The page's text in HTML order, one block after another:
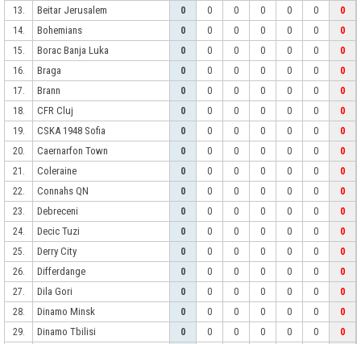
13.
Beitar Jerusalem 0 0 0 0 0 0
0
14.
Bohemians 0 0 0 0 0 0
0
15.
Borac Banja Luka 0 0 0 0 0 0
0
16.
Braga 0 0 0 0 0 0
0
17.
Brann 0 0 0 0 0 0
0
18.
CFR Cluj 0 0 0 0 0 0
0
19.
CSKA 1948 Sofia 0 0 0 0 0 0
0
20.
Caernarfon Town 0 0 0 0 0 0
0
21.
Coleraine 0 0 0 0 0 0
0
22.
Connahs QN 0 0 0 0 0 0
0
23.
Debreceni 0 0 0 0 0 0
0
24.
Decic Tuzi 0 0 0 0 0 0
0
25.
Derry City 0 0 0 0 0 0
0
26.
Differdange 0 0 0 0 0 0
0
27.
Dila Gori 0 0 0 0 0 0
0
28.
Dinamo Minsk 0 0 0 0 0 0
0
29.
Dinamo Tbilisi 0 0 0 0 0 0
0